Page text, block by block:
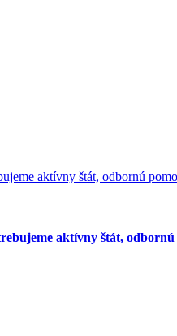
aktívny štát, odbornú
aktívny štát, odbornú